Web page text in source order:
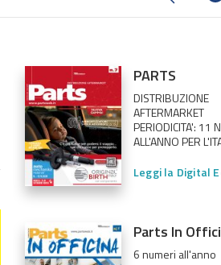
PARTS
DISTRIBUZIONE
AFTERMARKET
PERIODICITA': 11
ALL'ANNO PER
Leggi la Digital
Parts In
6 numeri all'anno